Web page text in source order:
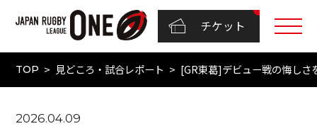
チケット
TOP 見どころ・試合レポート [GR東葛]デビュー戦の悔しさ
2026.04.09